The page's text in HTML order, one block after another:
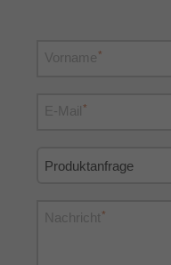
Vorname*
E-Mail*
Nachricht*